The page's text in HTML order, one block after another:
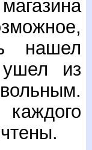
нашел
из